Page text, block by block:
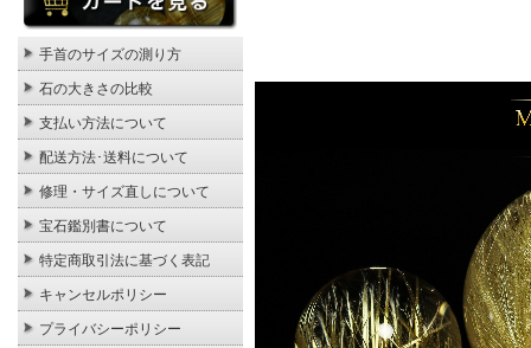
手首のサイズの測り方
石の大きさの比較
支払い方法について
配送方法･送料について
修理・サイズ直しについて
宝石鑑別書について
特定商取引法に基づく表記
キャンセルポリシー
プライバシーポリシー